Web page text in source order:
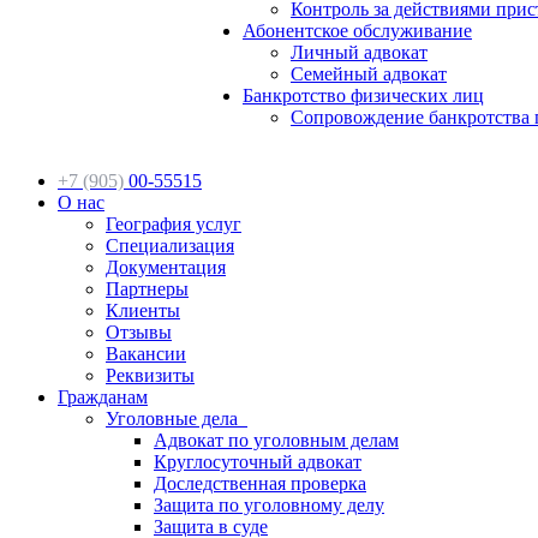
Контроль за действиями
Абонентское обслуживание
Личный адвокат
Семейный адвокат
Банкротство физических лиц
Сопровождение банкротства
+7 (905) 00-55515
О нас
География услуг
Специализация
Документация
Партнеры
Клиенты
Отзывы
Вакансии
Реквизиты
Гражданам
Уголовные дела
Адвокат по уголовным делам
Круглосуточный адвокат
Доследственная проверка
Защита по уголовному делу
Защита в суде